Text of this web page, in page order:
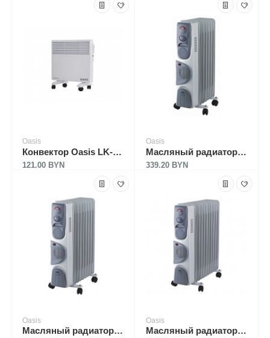
Oasis
Конвектор Oasis LK-5 (D)
121.00 BYN
Oasis
Масляный радиатор Oasis BB-15T
339.20 BYN
Oasis
Масляный радиатор Oasis BB-20T
Oasis
Масляный радиатор Oasis BB-25T